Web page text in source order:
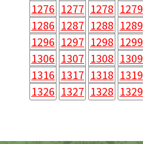
1276 1277 1278 1279
1286 1287 1288 1289
1296 1297 1298 1299
1306 1307 1308 1309
1316 1317 1318 1319
1326 1327 1328 1329